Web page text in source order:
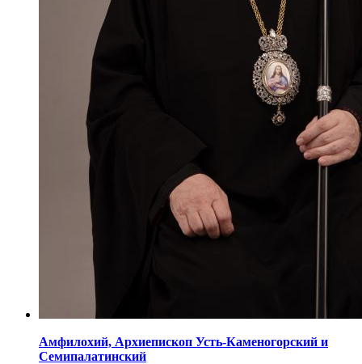
Амфилохий, Архиепископ Усть-Каменогорский и
Семипалатинский